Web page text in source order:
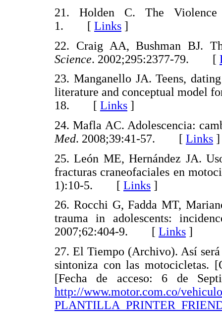
21. Holden C. The
1. [ Links ]
22. Craig AA, Bushman BJ.
Science. 2002;295:2377-79. [
23. Manganello JA. Teens,
literature and conceptual model
18. [ Links ]
24. Mafla AC. Adolescencia:
Med. 2008;39:41-57. [ Links ]
25. León ME, Hernández JA.
fracturas craneofaciales en
1):10-5. [ Links ]
26. Rocchi G, Fadda MT,
trauma in adolescents:
2007;62:404-9. [ Links ]
27. El Tiempo (Archivo). Así
sintoniza con las motocicletas.
[Fecha de acceso: 6 de
http://www.motor.com.co/